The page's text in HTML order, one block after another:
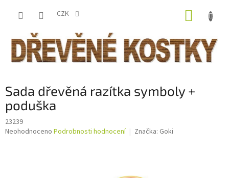
CZK
Sada dřevěná razítka symboly +
poduška
23239
Průměrné
Neohodnoceno Podrobnosti hodnocení Značka: Goki